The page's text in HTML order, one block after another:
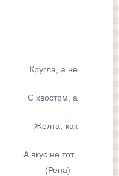
а не
а
Желта, как
А вкус не тот.
нос. (Репа)